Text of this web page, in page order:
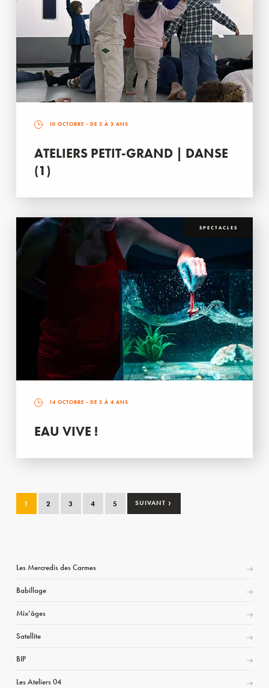
10 OCTOBRE - DE 2 À 3 ANS
ATELIERS PETIT-GRAND | DANSE
(1)
SPECTACLES
14 OCTOBRE - DE 2 À 4 ANS
EAU VIVE !
1 2 3 4 5 SUIVANT ›
Les Mercredis des Carmes
Babillage
Mix’âges
Satellite
BIP
Les Ateliers 04